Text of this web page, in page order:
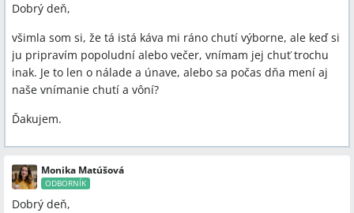
Dobrý deň,
všimla som si, že tá istá káva mi ráno chutí výborne, ale keď si
ju pripravím popoludní alebo večer, vnímam jej chuť trochu
inak. Je to len o nálade a únave, alebo sa počas dňa mení aj
naše vnímanie chutí a vôní?
Ďakujem.
Monika Matúšová
ODBORNÍK
Dobrý deň,